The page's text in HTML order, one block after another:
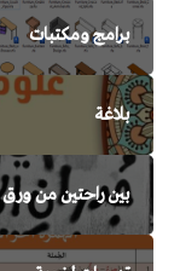
برامج ومكتبات
بلاغة
بين راحتين من ورق